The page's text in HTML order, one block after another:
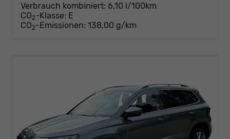
Verbrauch kombiniert: 6,10 l/100km
CO2-Klasse: E
CO2-Emissionen: 138,00 g/km